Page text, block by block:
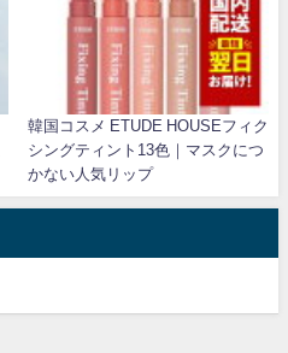
韓国コスメ ETUDE HOUSEフィク
シングティント13色｜マスクにつ
かない人気リップ